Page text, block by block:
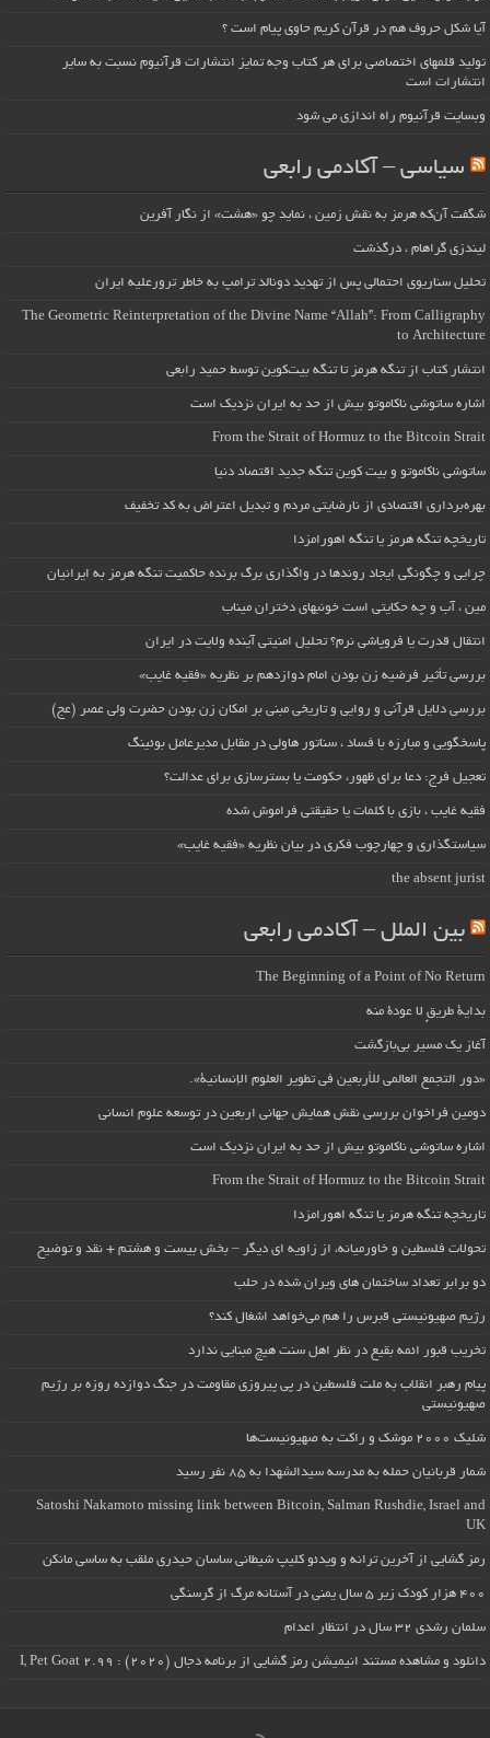
آیا شکل حروف هم در قرآن کریم حاوی پیام است ؟
تولید قلمهای اختصاصی برای هر کتاب وجه تمایز انتشارات قرآنیوم نسبت به سایر
انتشارات است
وبسایت قرآنیوم راه اندازی می شود
سیاسی – آکادمی رابعی
شگفت آن‌که هرمز به نقش زمین ، نماید چو «هشت» از نگار آفرین
لیندزی گراهام ، درگذشت
تحلیل سناریوی احتمالی پس از تهدید دونالد ترامپ به خاطر ترورعلیه ایران
The Geometric Reinterpretation of the Divine Name “Allah”: From Calligraphy
to Architecture
انتشار کتاب از تنگه هرمز تا تنگه بیت‌کوین توسط حمید رابعی
اشاره ساتوشی ناکاموتو بیش از حد به ایران نزدیک است
From the Strait of Hormuz to the Bitcoin Strait
ساتوشی ناکاموتو و بیت کوین تنگه جدید اقتصاد دنیا
بهره‌برداری اقتصادی از نارضایتی مردم و تبدیل اعتراض به کد تخفیف
تاریخچه تنگه هرمز یا تنگه اهورامزدا
چرایی و چگونگی ایجاد روندها در واگذاری برگ برنده حاکمیت تنگه هرمز به ایرانیان
مین ، آب و چه حکایتی است خونبهای دختران میناب
انتقال قدرت یا فروپاشی نرم؟ تحلیل امنیتی آینده ولایت در ایران
بررسی تأثیر فرضیه زن بودن امام دوازدهم بر نظریه «فقیه غایب»
بررسی دلایل قرآنی و روایی و تاریخی مبنی بر امکان زن بودن حضرت ولی عصر (عج)
پاسخگویی و مبارزه با فساد ، سناتور هاولی در مقابل مدیرعامل بوئینگ
تعجیل فرج: دعا برای ظهور، حکومت یا بسترسازی برای عدالت؟
فقیه غایب ، بازی با کلمات یا حقیقتی فراموش شده
سیاستگذاری و چهارچوب فکری در بیان نظریه «فقیه غایب»
the absent jurist
بین الملل – آکادمی رابعی
The Beginning of a Point of No Return
بداية طريقٍ لا عودة منه
آغاز یک مسیر بی‌بازگشت
«دور التجمع العالمي للأربعين في تطوير العلوم الإنسانية».
دومین فراخوان بررسی نقش همایش جهانی اربعین در توسعه علوم انسانی
اشاره ساتوشی ناکاموتو بیش از حد به ایران نزدیک است
From the Strait of Hormuz to the Bitcoin Strait
تاریخچه تنگه هرمز یا تنگه اهورامزدا
تحولات فلسطین و خاورمیانه، از زاویه ای دیگر – بخش بیست و هشتم + نقد و توضیح
دو برابر تعداد ساختمان های ویران شده در حلب
رژیم صهیونیستی قبرس را هم می‌خواهد اشغال کند؟
تخریب قبور ائمه بقیع در نظر اهل سنت هیچ مبنایی ندارد
پیام رهبر انقلاب به ملت فلسطین در پی پیروزی مقاومت در جنگ دوازده روزه بر رژیم
صهیونیستی
شلیک ۲۰۰۰ موشک و راکت به صهیونیست‌ها
شمار قربانیان حمله به مدرسه سیدالشهدا به ۸۵ نفر رسید
Satoshi Nakamoto missing link between Bitcoin, Salman Rushdie, Israel and
UK
رمز گشایی از آخرین ترانه و ویدئو کلیپ شیطانی ساسان حیدری ملقب به ساسی مانکن
۴۰۰ هزار کودک زیر ۵ سال یمنی در آستانه مرگ از گرسنگی
سلمان رشدی ۳۲ سال در انتظار اعدام
دانلود و مشاهده مستند انیمیشن رمز گشایی از برنامه دجال (۲۰۲۰) : I, Pet Goat 2.99